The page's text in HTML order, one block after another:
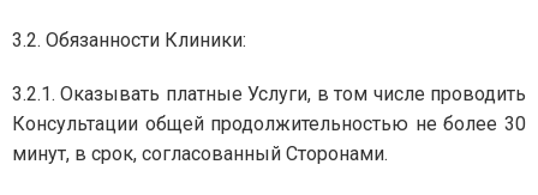
3.2. Обязанности Клиники:
3.2.1. Оказывать платные Услуги, в том числе проводить
Консультации общей продолжительностью не более 30
минут, в срок, согласованный Сторонами.